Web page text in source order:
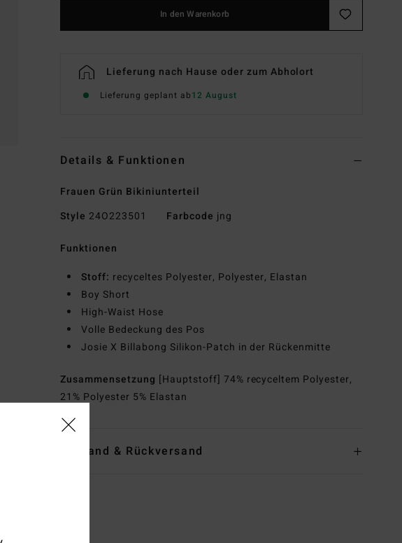
In den Warenkorb
Lieferung nach Hause oder zum Abholort
Lieferung geplant ab12 August
Details & Funktionen
Frauen Grün Bikiniunterteil
Style 24O223501 Farbcode jng
Funktionen
Stoff: recyceltes Polyester, Polyester, Elastan
Boy Short
High-Waist Hose
Volle Bedeckung des Pos
Josie X Billabong Silikon-Patch in der Rückenmitte
Zusammensetzung [Hauptstoff] 74% recyceltem Polyester,
21% Polyester 5% Elastan
Versand & Rückversand